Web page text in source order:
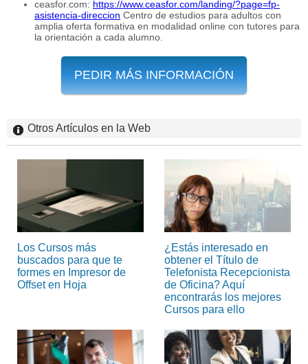
ceasfor.com: https://www.ceasfor.com/landing/?page=fp-
asistencia-direccion Centro de estudios para adultos con
amplia oferta formativa en modalidad online con tutores para
la orientación a cada alumno.
PEDIR MÁS INFORMACIÓN
Otros Artículos en la Web
Los Cursos más
buscados para que te
formes en Impresor de
Offset en Hoja
¿Estás interesado en
obtener el Título de
Telefonista Recepcionista
de Oficina? Aquí
encontrarás los mejores
Cursos para ello